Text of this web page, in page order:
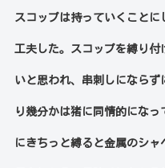
スコップは持っていくこと
工夫した。スコップを縛り
いと思われ、串刺しになら
り幾分かは猪に同情的にな
にきちっと縛ると金属のシ